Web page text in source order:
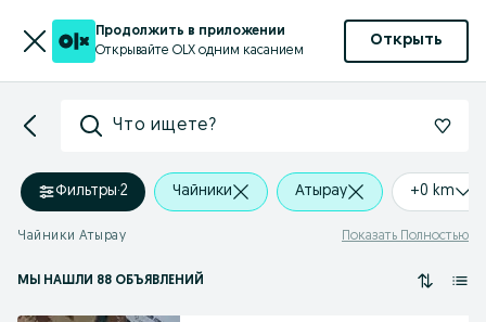
Продолжить в приложении
Открывайте OLX одним касанием
Открыть
Что ищете?
Фильтры·2 Чайники Атырау +0 km
Чайники Атырау Показать Полностью
МЫ НАШЛИ 88 ОБЪЯВЛЕНИЙ